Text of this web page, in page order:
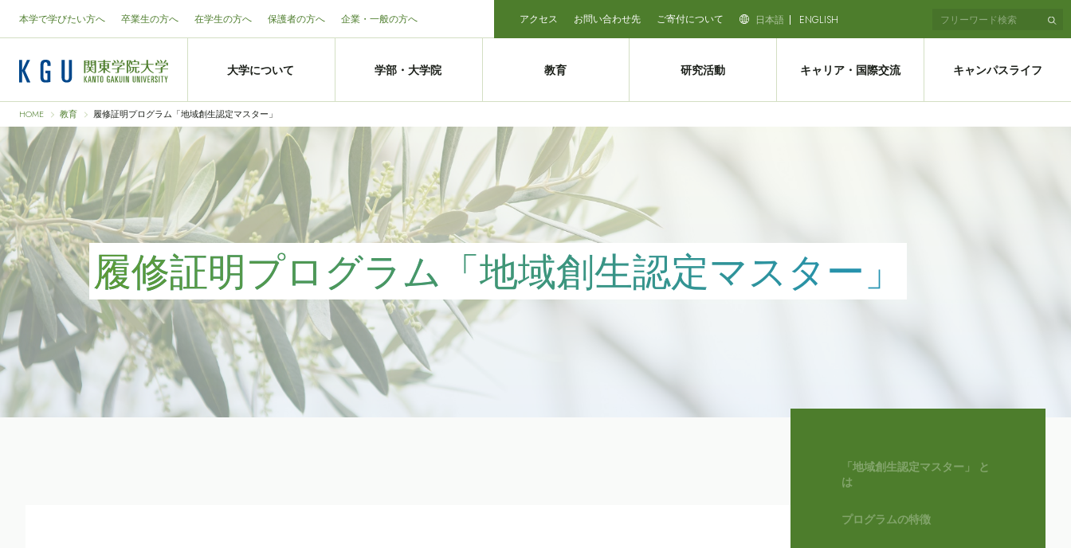
本学で学びたい方へ 卒業生の方へ 在学生の方へ 保護者の方へ 企業・一般の方へ アクセス お問い合わせ先 ご寄付について 日本語 ENGLISH
大学について 学部・大学院 教育 研究活動 キャリア・国際交流 キャンパスライフ
HOME 教育 履修証明プログラム「地域創生認定マスター」
履修証明プログラム「地域創生認定マスター」
「地域創生認定マスター」 と
は
プログラムの特徴